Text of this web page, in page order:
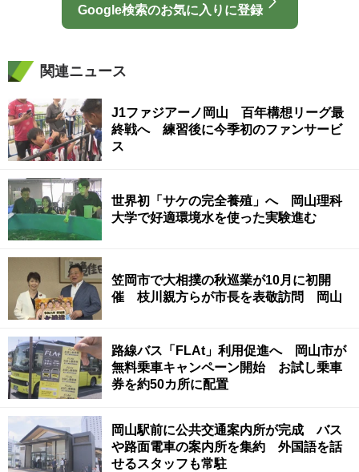
Google検索のお気に入りに登録
関連ニュース
J1ファジアーノ岡山 百年構想リーグ最
終戦へ 練習後に今季初のファンサービ
ス
世界初「サケの完全養殖」へ 岡山理科
大学で好適環境水を使った実験進む
笠岡市で大相撲の秋巡業が10月に初開
催 枝川親方らが市長を表敬訪問 岡山
路線バス「FLAt」利用促進へ 岡山市が
無料乗車キャンペーン開始 お試し乗車
券を約50カ所に配置
岡山駅前に公共交通案内所が完成 バス
や路面電車の案内所を集約 外国語を話
せるスタッフも常駐